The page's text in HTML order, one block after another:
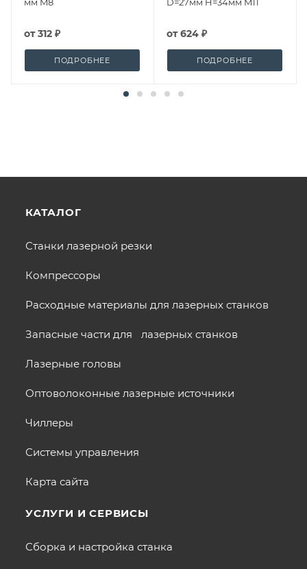
от312 ₽
ПОДРОБНЕЕ
от624 ₽
ПОДРОБНЕЕ
КАТАЛОГ
Станки лазерной резки
Компрессоры
Расходные материалы для лазерных станков
Запасные части для лазерных станков
Лазерные головы
Оптоволоконные лазерные источники
Чиллеры
Системы управления
Карта сайта
УСЛУГИ И СЕРВИСЫ
Сборка и настройка станка